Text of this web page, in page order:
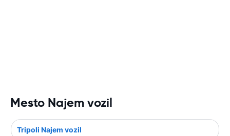
Mesto Najem vozil
Tripoli Najem vozil